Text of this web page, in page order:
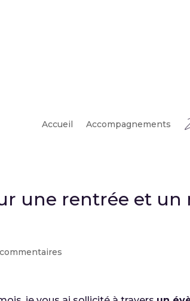
Accueil Accompagnements
une rentrée et un